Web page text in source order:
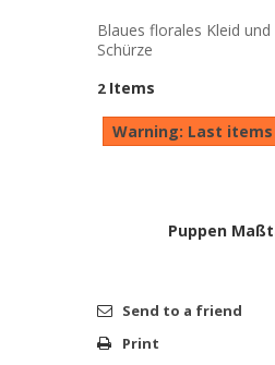
Blaues florales Kleid
Schürze
2 Items
Warning: Last
Puppen
Send to a friend
Print